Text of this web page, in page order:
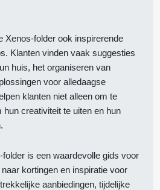
Xenos-folder ook inspirerende
Klanten vinden vaak suggesties
huis, het organiseren van
voor alledaagse
klanten niet alleen om te
creativiteit te uiten en hun
is een waardevolle gids voor
kortingen en inspiratie voor
aanbiedingen, tijdelijke